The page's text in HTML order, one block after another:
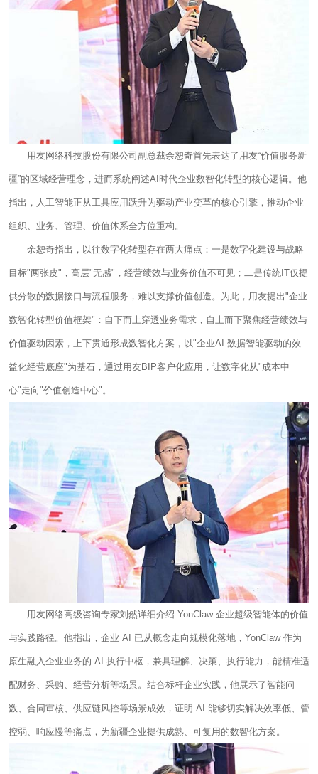
用友网络科技股份有限公司副总裁余恕奇首先表达了用友“价值服务新
疆”的区域经营理念，进而系统阐述AI时代企业数智化转型的核心逻辑。他
指出，人工智能正从工具应用跃升为驱动产业变革的核心引擎，推动企业
组织、业务、管理、价值体系全方位重构。
余恕奇指出，以往数字化转型存在两大痛点：一是数字化建设与战略
目标"两张皮"，高层"无感"，经营绩效与业务价值不可见；二是传统IT仅提
供分散的数据接口与流程服务，难以支撑价值创造。为此，用友提出"企业
数智化转型价值框架"：自下而上穿透业务需求，自上而下聚焦经营绩效与
价值驱动因素，上下贯通形成数智化方案，以"企业AI 数据智能驱动的效
益化经营底座"为基石，通过用友BIP客户化应用，让数字化从"成本中
心"走向"价值创造中心"。
用友网络高级咨询专家刘然详细介绍 YonClaw 企业超级智能体的价值
与实践路径。他指出，企业 AI 已从概念走向规模化落地，YonClaw 作为
原生融入企业业务的 AI 执行中枢，兼具理解、决策、执行能力，能精准适
配财务、采购、经营分析等场景。结合标杆企业实践，他展示了智能问
数、合同审核、供应链风控等场景成效，证明 AI 能够切实解决效率低、管
控弱、响应慢等痛点，为新疆企业提供成熟、可复用的数智化方案。